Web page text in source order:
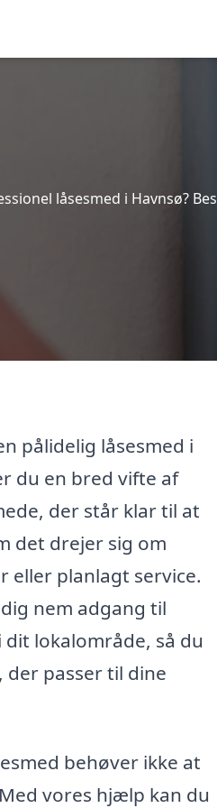
låsesmed i Havnsø?
pålidelig låsesmed i
du en bred vifte af
der står klar til at
det drejer sig om
eller planlagt service.
nem adgang til
lokalområde, så du
passer til dine
behøver ikke at
vores hjælp kan du